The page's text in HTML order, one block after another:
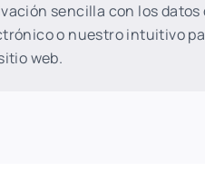
sencilla con los datos
o nuestro intuitivo
web.